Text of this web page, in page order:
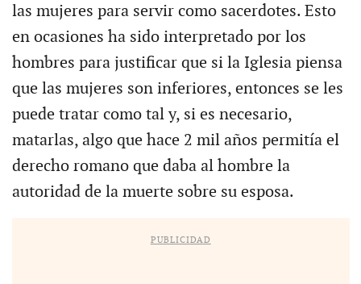
las mujeres para servir como sacerdotes. Esto
en ocasiones ha sido interpretado por los
hombres para justificar que si la Iglesia piensa
que las mujeres son inferiores, entonces se les
puede tratar como tal y, si es necesario,
matarlas, algo que hace 2 mil años permitía el
derecho romano que daba al hombre la
autoridad de la muerte sobre su esposa.
PUBLICIDAD